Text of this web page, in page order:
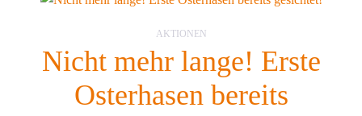
AKTIONEN
Nicht mehr lange! Erste
Osterhasen bereits